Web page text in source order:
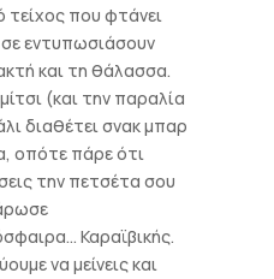
τείχος που φτάνει
εντυπωσιάσουν
και τη θάλασσα.
(και την παραλία
διαθέτει σνακ μπαρ
οπότε πάρε ότι
την πετσέτα σου
Καραϊβικής.
να μείνεις και